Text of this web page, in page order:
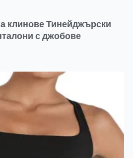
клинове Тинейджърски
с джобове